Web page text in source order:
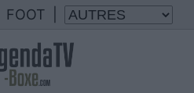
FOOT